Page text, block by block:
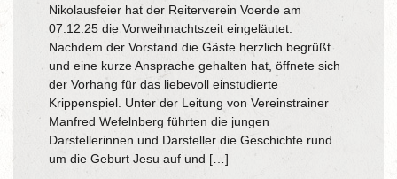
Nikolausfeier hat der Reiterverein Voerde am
07.12.25 die Vorweihnachtszeit eingeläutet.
Nachdem der Vorstand die Gäste herzlich begrüßt
und eine kurze Ansprache gehalten hat, öffnete sich
der Vorhang für das liebevoll einstudierte
Krippenspiel. Unter der Leitung von Vereinstrainer
Manfred Wefelnberg führten die jungen
Darstellerinnen und Darsteller die Geschichte rund
um die Geburt Jesu auf und […]